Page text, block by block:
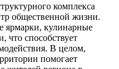
комплекса
общественной жизни.
ярмарки, кулинарные
что способствует
В целом,
помогает